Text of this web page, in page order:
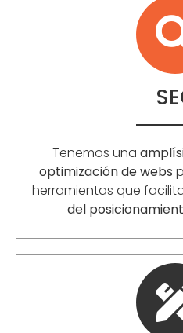
Tenemos una
optimización de webs
herramientas que
del